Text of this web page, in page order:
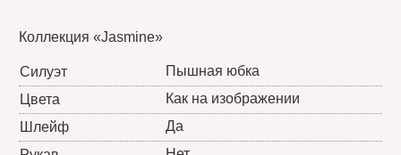
Коллекция «Jasmine»
Силуэт
Пышная юбка
Цвета
Как на изображении
Шлейф
Да